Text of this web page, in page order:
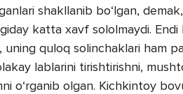
shakllanib bo‘lgan,
katta xavf sololmaydi.
quloq solinchaklari ham
lablarini tirishtirishni,
o‘rganib olgan. Kichkintoy